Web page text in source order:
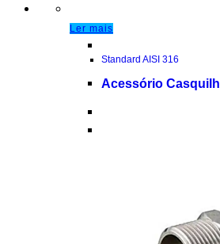
Ler mais
Standard AISI 316
Acessório